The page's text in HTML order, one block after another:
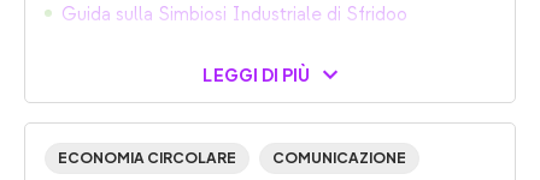
Guida sulla Simbiosi Industriale di Sfridoo
LEGGI DI PIÙ
ECONOMIA CIRCOLARE COMUNICAZIONE